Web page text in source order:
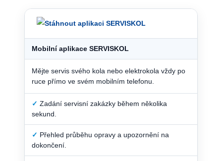
Mobilní aplikace SERVISKOL
Mějte servis svého kola nebo elektrokola vždy po
ruce přímo ve svém mobilním telefonu.
✓ Zadání servisní zakázky během několika
sekund.
✓ Přehled průběhu opravy a upozornění na
dokončení.